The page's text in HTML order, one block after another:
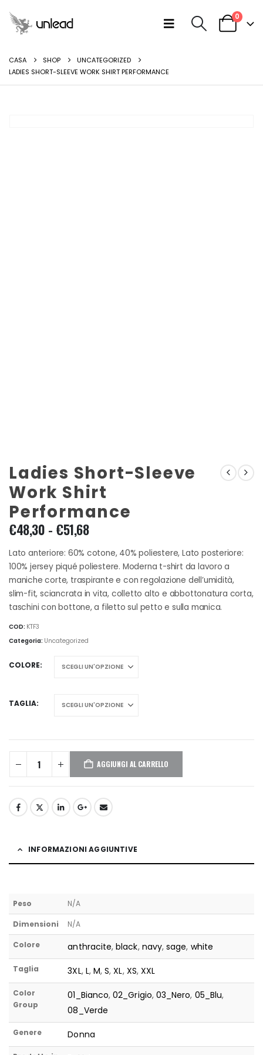
0
CASA SHOP
UNCATEGORIZED
LADIES SHORT-SLEEVE WORK SHIRT PERFORMANCE
Ladies Short-Sleeve
Work Shirt
Performance
€48,30 - €51,68Fascia
prezzo:
da
€48,30
a
€51,68
Lato anteriore: 60% cotone, 40% poliestere, Lato posteriore:
100% jersey piqué poliestere. Moderna t-shirt da lavoro a
maniche corte, traspirante e con regolazione dell’umidità,
slim-fit, sciancrata in vita, colletto alto e abbottonatura corta,
taschini con bottone, a filetto sul petto e sulla manica.
COD: KTF3
Categoria: Uncategorized
COLORE
TAGLIA
AGGIUNGI AL CARRELLO
INFORMAZIONI AGGIUNTIVE
Peso N/A
Dimensioni N/A
Colore anthracite,black, navy,sage, white
Taglia 3XL, L, M,S,XL, XS, XXL
Color
Group
01_Bianco,02_Grigio, 03_Nero, 05_Blu,
08_Verde
Genere Donna